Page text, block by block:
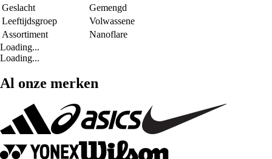
Geslacht
Gemengd
Leeftijdsgroep
Volwassene
Assortiment
Nanoflare
Loading...
Loading...
Al onze merken